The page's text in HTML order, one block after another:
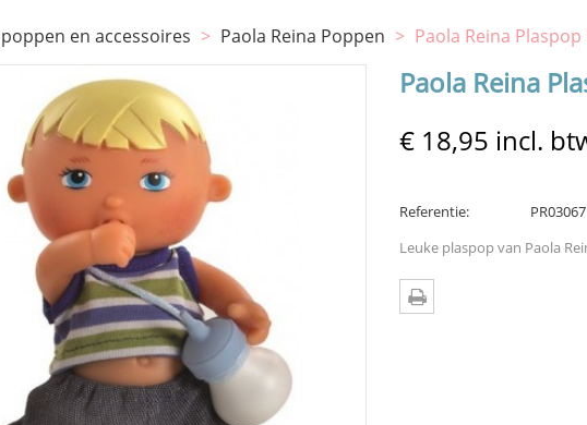
poppen en accessoires > Paola Reina Poppen > Paola Reina Plaspop
Paola Reina
€ 18,95 incl.
Referentie:
PR03067
Leuke plaspop van Paola